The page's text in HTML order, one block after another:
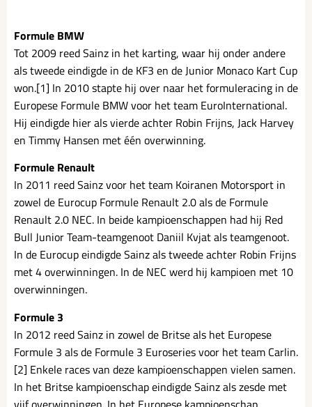
Formule BMW
Tot 2009 reed Sainz in het karting, waar hij onder andere
als tweede eindigde in de KF3 en de Junior Monaco Kart Cup
won.[1] In 2010 stapte hij over naar het formuleracing in de
Europese Formule BMW voor het team EuroInternational.
Hij eindigde hier als vierde achter Robin Frijns, Jack Harvey
en Timmy Hansen met één overwinning.
Formule Renault
In 2011 reed Sainz voor het team Koiranen Motorsport in
zowel de Eurocup Formule Renault 2.0 als de Formule
Renault 2.0 NEC. In beide kampioenschappen had hij Red
Bull Junior Team-teamgenoot Daniil Kvjat als teamgenoot.
In de Eurocup eindigde Sainz als tweede achter Robin Frijns
met 4 overwinningen. In de NEC werd hij kampioen met 10
overwinningen.
Formule 3
In 2012 reed Sainz in zowel de Britse als het Europese
Formule 3 als de Formule 3 Euroseries voor het team Carlin.
[2] Enkele races van deze kampioenschappen vielen samen.
In het Britse kampioenschap eindigde Sainz als zesde met